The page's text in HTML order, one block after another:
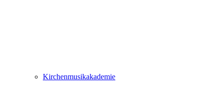
Kirchenmusikakademie